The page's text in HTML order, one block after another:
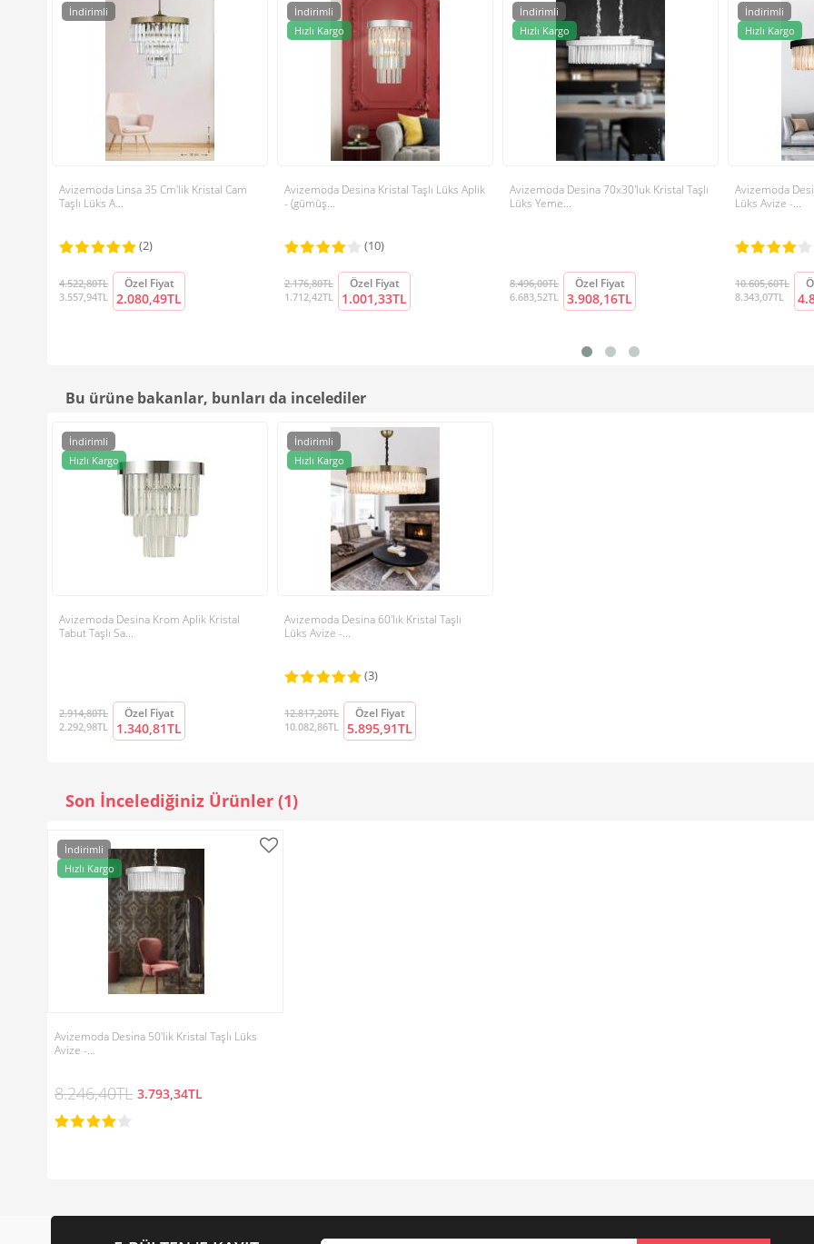
İndirimli
Avizemoda Linsa 35 Cm'lik Kristal Cam
Taşlı Lüks A...
(2)
4.522,80TL
3.557,94TL
Özel Fiyat
2.080,49TL
İndirimli
Hızlı Kargo
Avizemoda Desina Kristal Taşlı Lüks Aplik
- (gümüş...
(10)
2.176,80TL
1.712,42TL
Özel Fiyat
1.001,33TL
İndirimli
Hızlı Kargo
Avizemoda Desina 70x30'luk Kristal Taşlı
Lüks Yeme...
8.496,00TL
6.683,52TL
Özel Fiyat
3.908,16TL
İndirimli
Hızlı Kargo
Avizemoda
Lüks Avize -...
10.605,60TL
8.343,07TL
Bu ürüne bakanlar, bunları da incelediler
İndirimli
Hızlı Kargo
Avizemoda Desina Krom Aplik Kristal
Tabut Taşlı Sa...
2.914,80TL
2.292,98TL
Özel Fiyat
1.340,81TL
İndirimli
Hızlı Kargo
Avizemoda Desina 60'lık Kristal Taşlı
Lüks Avize -...
(3)
12.817,20TL
10.082,86TL
Özel Fiyat
5.895,91TL
Son İncelediğiniz Ürünler (1)
İndirimli
Hızlı Kargo
Avizemoda Desina 50'lik Kristal Taşlı Lüks
Avize -…
8.246,40TL 3.793,34TL